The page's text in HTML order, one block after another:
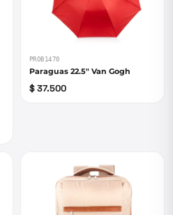
PROB1470
Paraguas 22.5" Van Gogh
$ 37.500